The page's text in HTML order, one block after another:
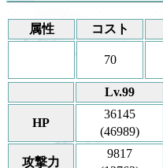
属性 コスト
70
Lv.99
HP
36145
(46989)
攻撃力
9817